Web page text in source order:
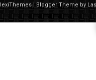
| Blogger Theme by